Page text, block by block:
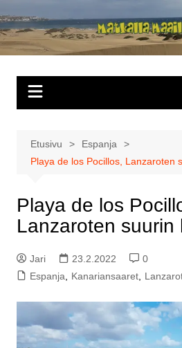
sisältöön
Etusivu
Espanja
Playa de los Pocillos, Lanzaroten
Playa de los
Lanzaroten suurin
Jari 23.2.2022
0
Espanja
Kanariansaaret,